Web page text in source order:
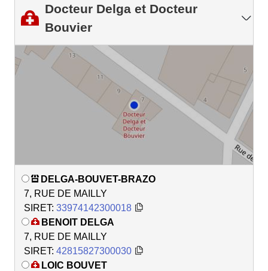
Docteur Delga et Docteur
Bouvier
DELGA-BOUVET-BRAZO
7, RUE DE MAILLY
SIRET: 33974142300018
BENOIT DELGA
7, RUE DE MAILLY
SIRET: 42815827300030
LOIC BOUVET